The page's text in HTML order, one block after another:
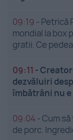
09:19 - Petrică
mondial la box
gratii. Ce
09:11 -
dezvăluiri
îmbătrâni nu
09:04 -Cum
de porc.